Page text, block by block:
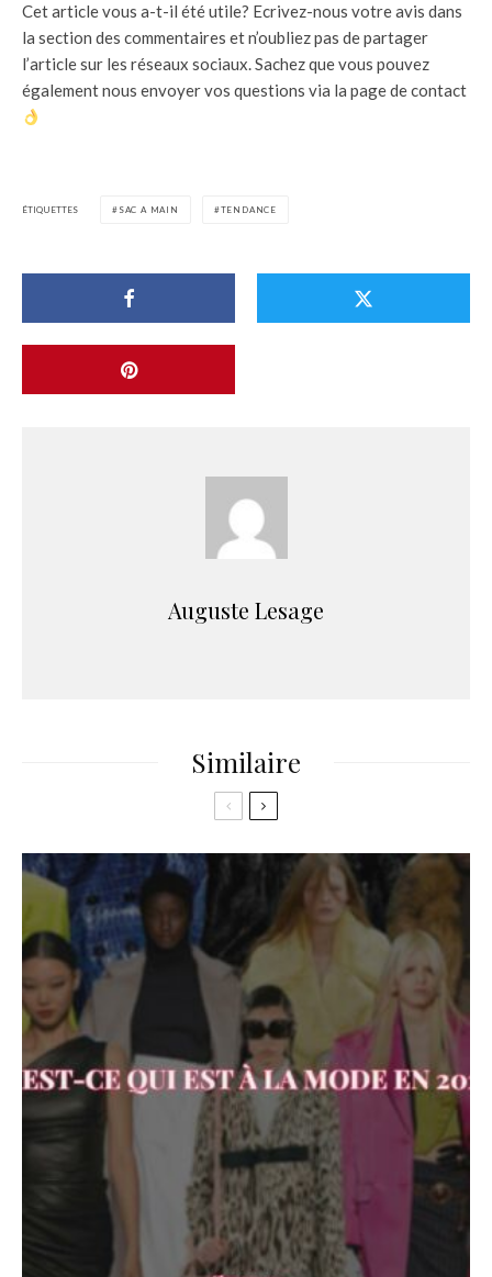
Cet article vous a-t-il été utile? Ecrivez-nous votre avis dans
la section des commentaires et n’oubliez pas de partager
l’article sur les réseaux sociaux. Sachez que vous pouvez
également nous envoyer vos questions via la page de contact
ÉTIQUETTES SAC A MAIN TENDANCE
Auguste Lesage
Similaire